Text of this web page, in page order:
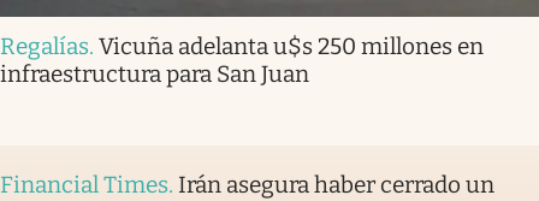
Regalías. Vicuña adelanta u$s 250 millones en
infraestructura para San Juan
Financial Times. Irán asegura haber cerrado un